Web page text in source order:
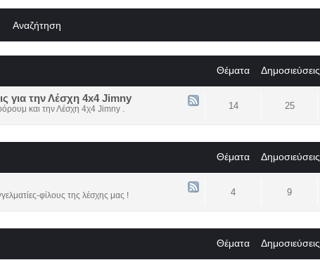
Αναζήτηση
Θέματα Δημοσιεύσεις
για την Λέσχη 4x4 Jimny
και την Λέσχη 4χ4 Jimny . 14 25
Θέματα Δημοσιεύσεις
φίλους της λέσχης μας ! 4 9
Θέματα Δημοσιεύσεις